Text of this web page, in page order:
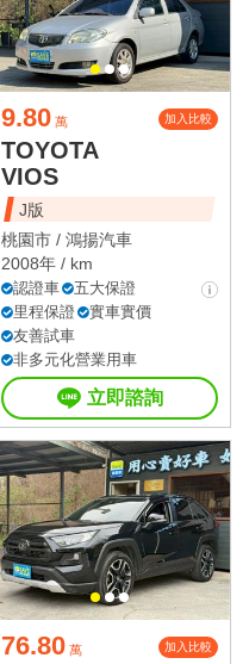
9.80 萬 加入比較
TOYOTA
VIOS
J版
桃園市 / 鴻揚汽車
2008年 / km
認證車
五大保證
里程保證
實車實價
友善試車
非多元化營業用車
立即諮詢
76.80 萬 加入比較